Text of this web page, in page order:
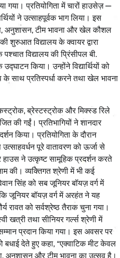
गया। प्रतियोगिता में चारों हाउसेज़ —
ने उत्साहपूर्वक भाग लिया। इस
अनुशासन, टीम भावना और खेल कौशल
शुरुआत विद्यालय के क्वायर द्वारा
विद्यालय की प्रिंसीपल बी.
किया। उन्होंने विद्यार्थियों को
के साथ प्रतिस्पर्धा करने तथा खेल भावना
ब्रेस्टस्ट्रोक और मिक्स्ड रिले
की गईं। प्रतिभागियों ने शानदार
किया। प्रतियोगिता के दौरान
उत्साहवर्धन पूरे वातावरण को ऊर्जा से
ने उत्कृष्ट सामूहिक प्रदर्शन करते
की। व्यक्तिगत श्रेणी में भी कई
सिंह को सब जूनियर बॉयज़ वर्ग में
जूनियर बॉयज़ वर्ग में अरहंत ने यह
रावत को सर्वश्रेष्ठ तैराक चुना गया।
खत्री तथा सीनियर गर्ल्स श्रेणी में
प्रदान किया गया। इस अवसर पर
बधाई देते हुए कहा, “एक्वाटिक मीट केवल
अनुशासन और टीम भावना का उत्सव है।